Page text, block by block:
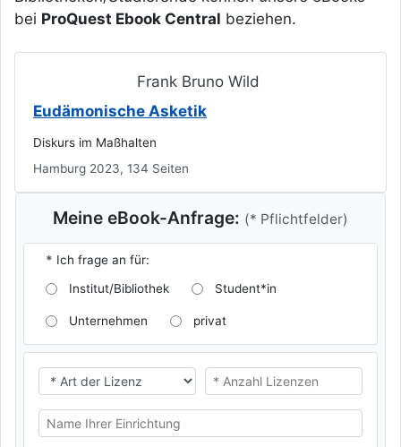
bei ProQuest Ebook Central beziehen.
Frank Bruno Wild
Eudämonische Asketik
Diskurs im Maßhalten
Hamburg 2023, 134 Seiten
Meine eBook-Anfrage: (* Pflichtfelder)
* Ich frage an für:
Institut/Bibliothek
Student*in
Unternehmen privat
* Ich benötige eine * Ich benötige eine
Name Ihrer Universität/Hochschule (oder privat)